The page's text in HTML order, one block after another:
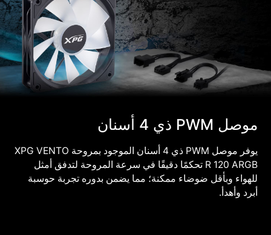
موصل PWM ذي 4 أسنان
يوفر موصل PWM ذي 4 أسنان الموجود بمروحة XPG VENTO
R 120 ARGB تحكمًا دقيقًا في سرعة المروحة لتدفق أمثل
للهواء وبأقل ضوضاء ممكنة؛ مما يضمن بدوره تجربة حوسبة
أبرد وأهدأ.